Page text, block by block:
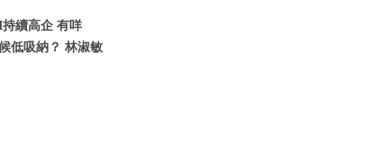
持續高企 有咩
低吸納？ 林淑敏